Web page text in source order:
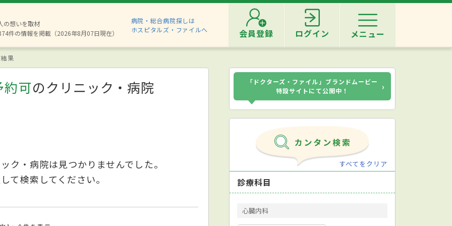
の想いを取材
件の情報を掲載（2026年8月07日現在）
病院・総合病院探しは
ホスピタルズ・ファイルへ
会員登録 ログイン メニュー
果
約可のクリニック・病院
ク・病院は見つかりませんでした。
て検索してください。
「ドクターズ・ファイル」ブランドムービー
特設サイトにて公開中！
›
すべてをクリア
診療科目
心臓内科